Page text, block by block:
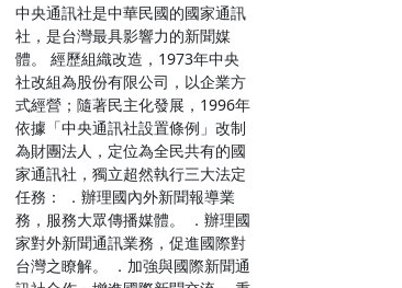
中央通訊社是中華民國的國家通訊
社，是台灣最具影響力的新聞媒
體。 經歷組織改造，1973年中央
社改組為股份有限公司，以企業方
式經營；隨著民主化發展，1996年
依據「中央通訊社設置條例」改制
為財團法人，定位為全民共有的國
家通訊社，獨立超然執行三大法定
任務： ．辦理國內外新聞報導業
務，服務大眾傳播媒體。 ．辦理國
家對外新聞通訊業務，促進國際對
台灣之瞭解。 ．加強與國際新聞通